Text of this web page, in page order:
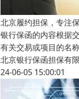
北京履约担保，专注
银行保函的内容根据
有关交易或项目的名
北京银行保函担保有
24-06-05 15:00:01